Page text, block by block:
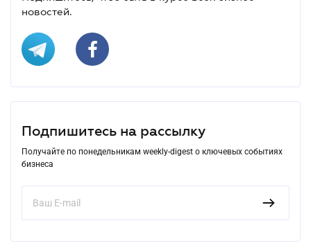
новостей.
Подпишитесь на рассылку
Получайте по понедельникам weekly-digest о ключевых событиях
бизнеса